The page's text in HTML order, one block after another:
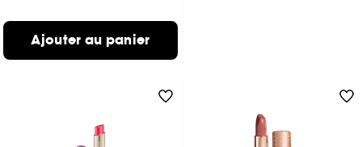
Ajouter au panier